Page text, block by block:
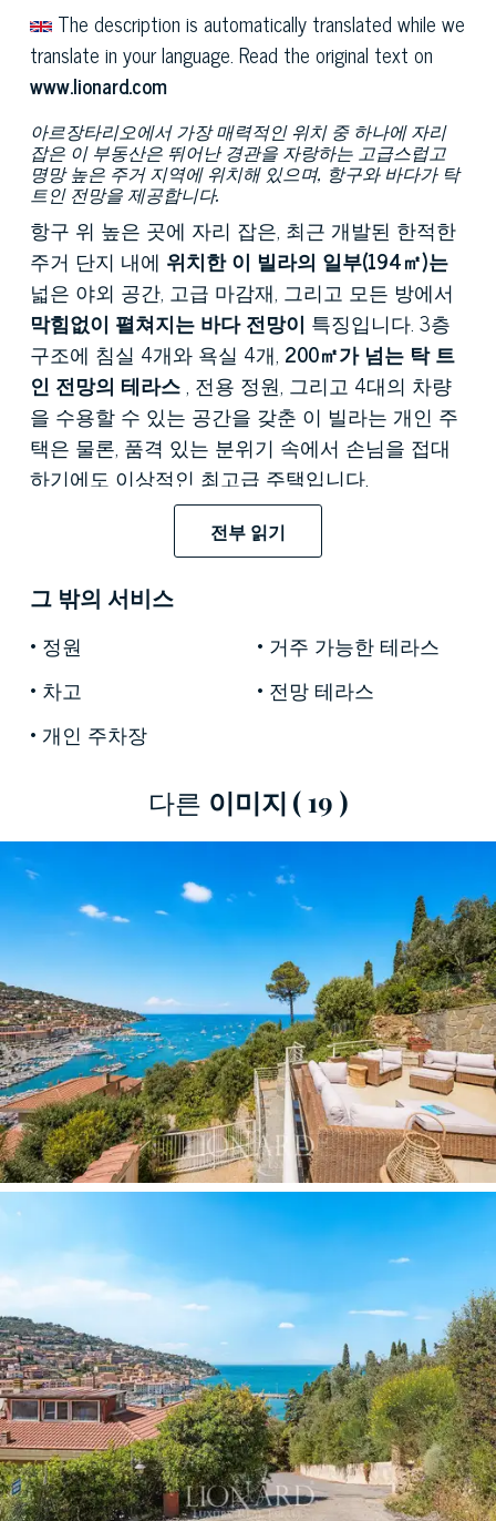
The description is automatically translated while we
translate in your language. Read the original text on
www.lionard.com
아르장타리오에서 가장 매력적인 위치 중 하나에 자리
잡은 이 부동산은 뛰어난 경관을 자랑하는 고급스럽고
명망 높은 주거 지역에 위치해 있으며, 항구와 바다가 탁
트인 전망을 제공합니다.
항구 위 높은 곳에 자리 잡은, 최근 개발된 한적한
주거 단지 내에 위치한 이 빌라의 일부(194㎡)는
넓은 야외 공간, 고급 마감재, 그리고 모든 방에서
막힘없이 펼쳐지는 바다 전망이 특징입니다. 3층
구조에 침실 4개와 욕실 4개, 200㎡가 넘는 탁 트
인 전망의 테라스, 전용 정원, 그리고 4대의 차량
을 수용할 수 있는 공간을 갖춘 이 빌라는 개인 주
택은 물론, 품격 있는 분위기 속에서 손님을 접대
하기에도 이상적인 최고급 주택입니다.
거실 공간의 자연스러운 연장선으로 설계된
120㎡가 넘는 멋진 테라스로 연결됩니다. 이곳에
서는 항구, 마을의 실루엣, 그리고 수평선까지 한
눈에 들어오는 탁 트인 전망을 감상하며 실내와
실외가 끊임없이 소통하는 듯한 느낌을 받을 수
있습니다. 실내는 양쪽으로 창문이 나 있는 거실,
다이닝 공간, 서비스 마당으로 연결되는 별도의 주
방, 그리고 욕실로 구성되어 있습니다. 약 140㎡ 규
아름다운 파노라마 전망을 제공하여 야외 공간의
활용도를 더욱 높여줍니다.
위층에는 침실, 트윈 침실, 싱글 침실(공용 욕실 포
함) 등 주요침실 공간이 있으며, 모든 침실은87㎡
규모의 탁 트인 전망을 자랑하는 두 번째 테라스
로 바로 연결됩니다.별도의 출입구가 있는 이 층
은 공간 활용도를 높이고 집 안 각 공간 간의 완벽
한 독립성을 보장합니다.
지하층은 이중 차고와 내부적으로 연결되어 있으
며, 자연 채광이 풍부한서비스 공간을갖추고 있
습니다. 이 공간에는 욕실이 딸린 침실이 하나 더
있어 손님이나 직원을 위한 공간으로 안성맞춤입
니다. 건물에는 최첨단 홈 자동화 시스템이 완비되
어 있습니다. 원격 제어식 개별 난방 및 냉방 시스
템, 경보 및 CCTV 시스템, 자동 정원 관개 시스템
등 사계절 내내 편안함과 안전을 보장하는 다양한
기술 솔루션이 적용되어 있습니다.
전부 읽기
그 밖의 서비스
정원
거주 가능한 테라스
차고
전망 테라스
개인 주차장
다른 이미지 ( 19 )